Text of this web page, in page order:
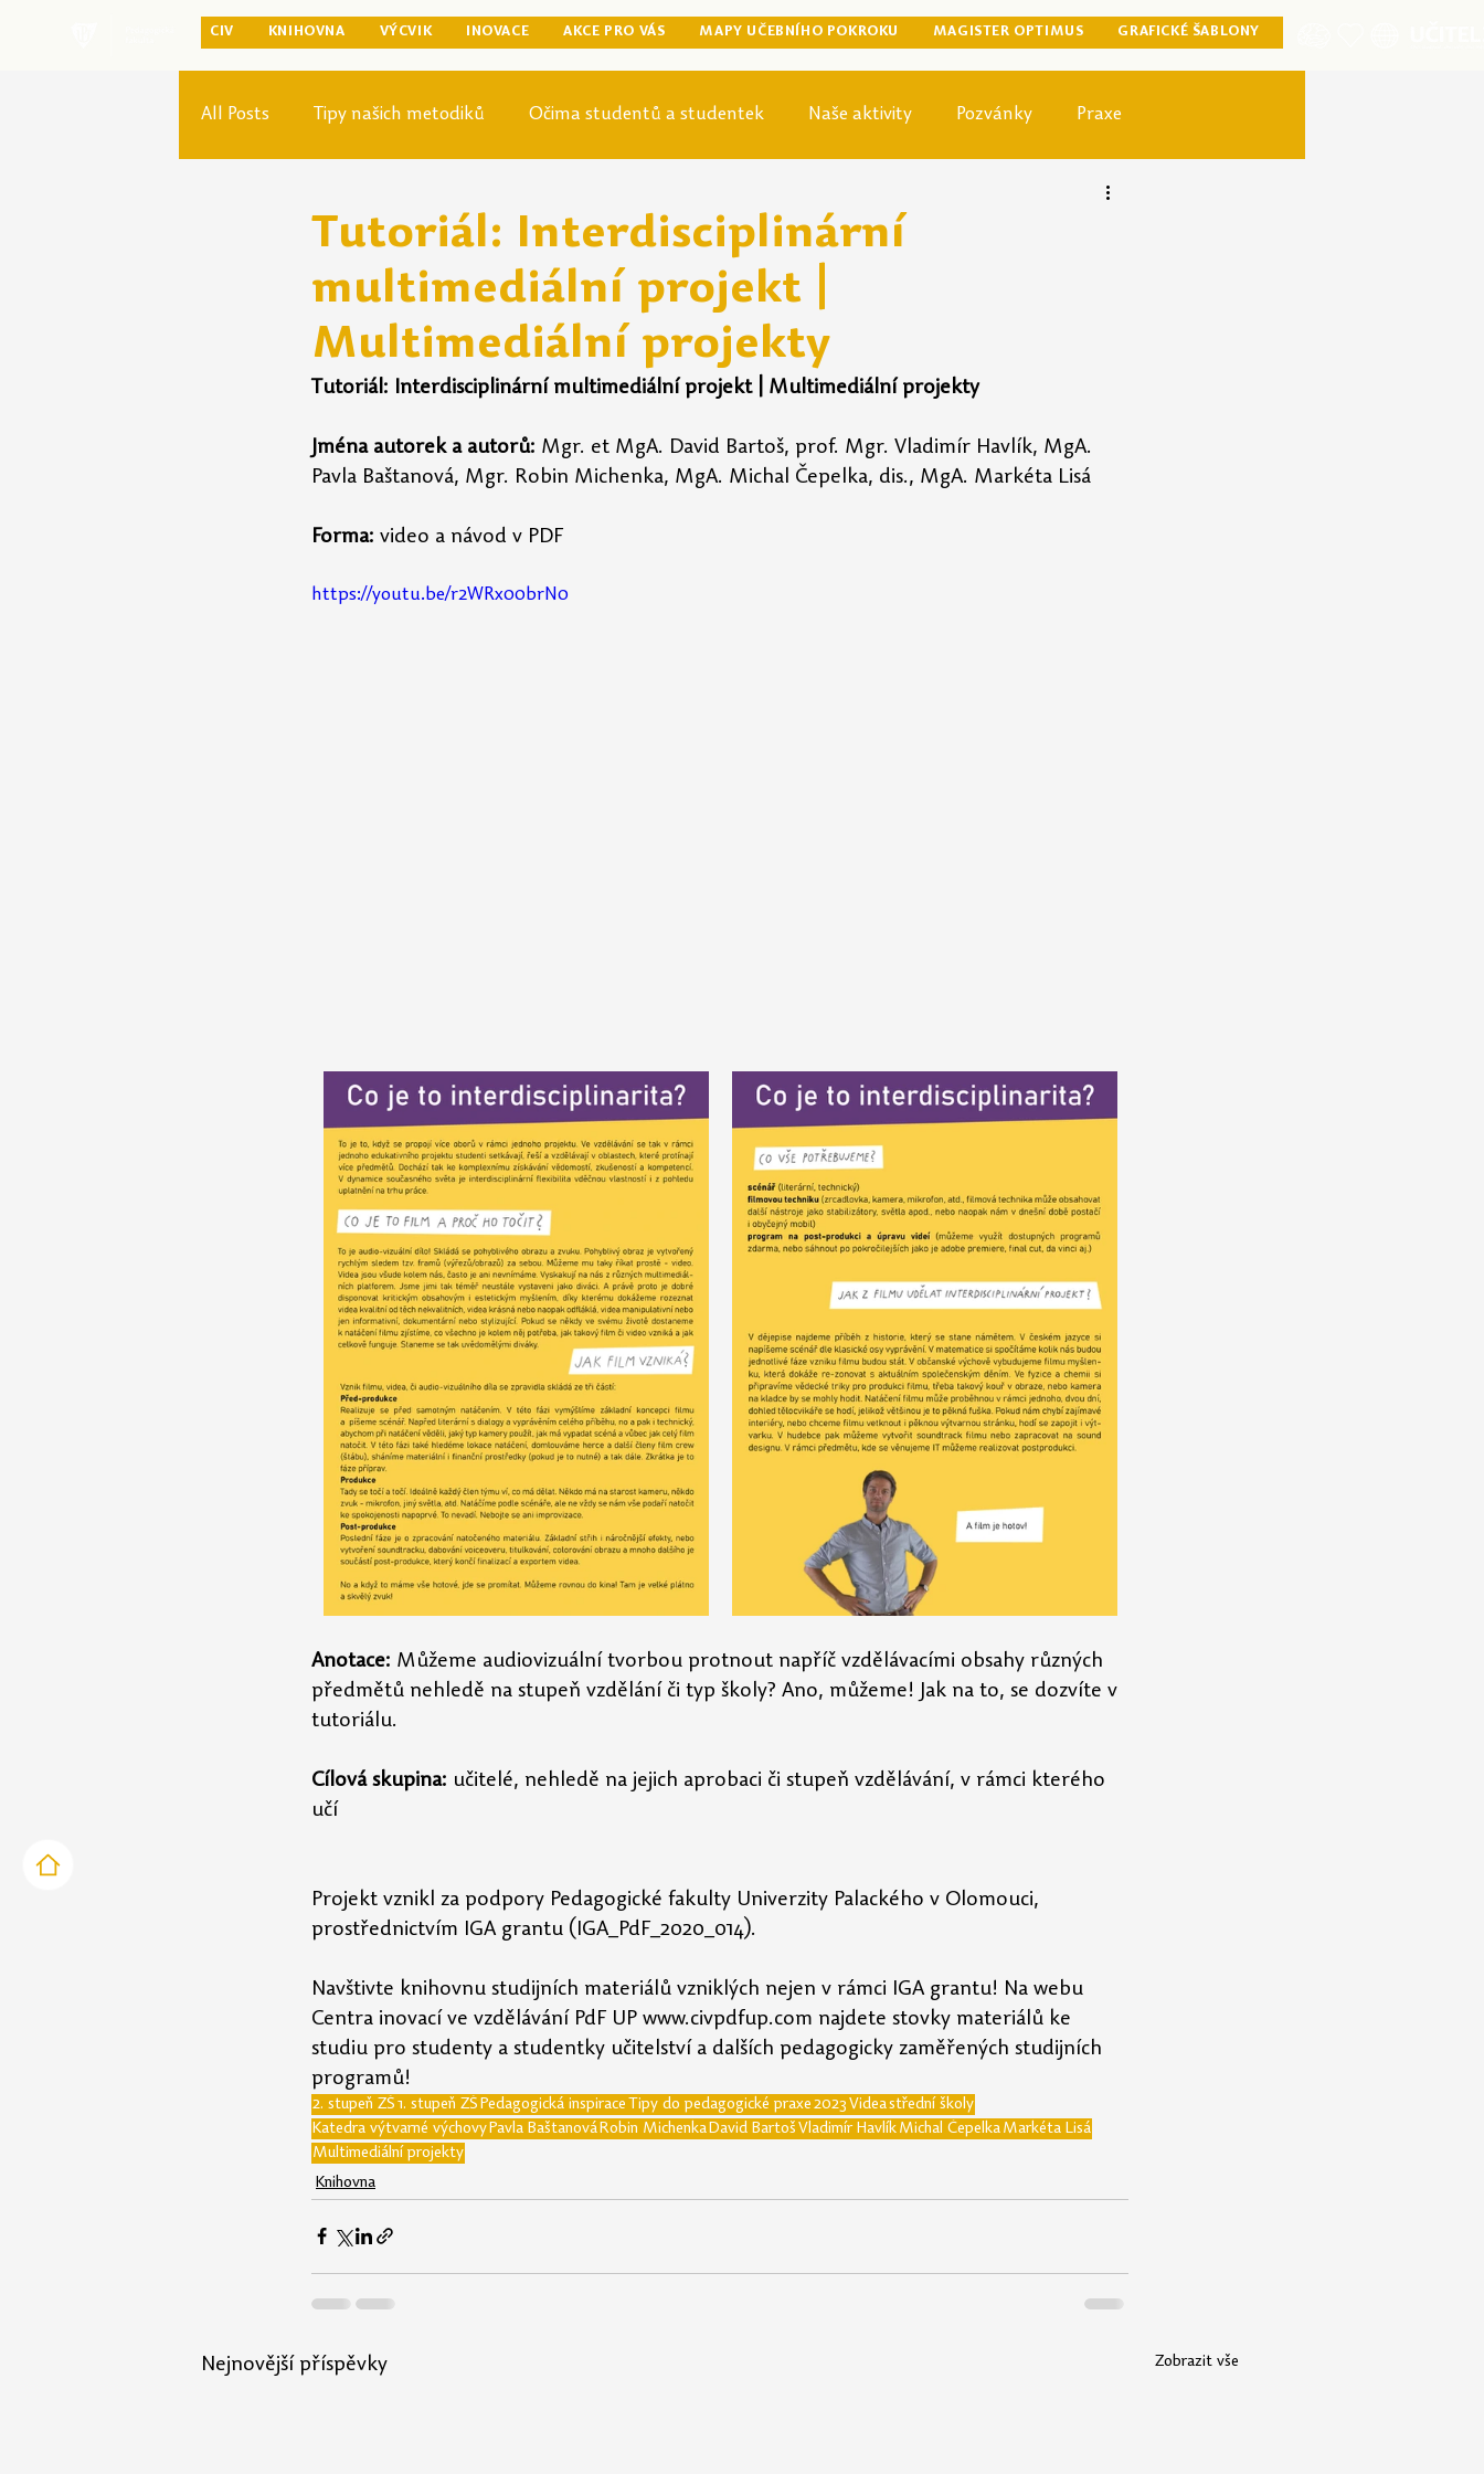
CIV KNIHOVNA VÝCVIK INOVACE AKCE PRO VÁS MAPY UČEBNÍHO POKROKU MAGISTER OPTIMUS GRAFICKÉ ŠABLONY
All Posts Tipy našich metodiků Očima studentů a studentek Naše aktivity Pozvánky Praxe
Tutoriál: Interdisciplinární
multimediální projekt |
Multimediální projekty
Tutoriál: Interdisciplinární multimediální projekt | Multimediální projekty
Jména autorek a autorů: Mgr. et MgA. David Bartoš, prof. Mgr. Vladimír Havlík, MgA.
Pavla Baštanová, Mgr. Robin Michenka, MgA. Michal Čepelka, dis., MgA. Markéta Lisá
Forma: video a návod v PDF
https://youtu.be/r2WRx00brN0
Anotace: Můžeme audiovizuální tvorbou protnout napříč vzdělávacími obsahy různých
předmětů nehledě na stupeň vzdělání či typ školy? Ano, můžeme! Jak na to, se dozvíte v
tutoriálu.
Cílová skupina: učitelé, nehledě na jejich aprobaci či stupeň vzdělávání, v rámci kterého
učí
Projekt vznikl za podpory Pedagogické fakulty Univerzity Palackého v Olomouci,
prostřednictvím IGA grantu (IGA_PdF_2020_014).
Navštivte knihovnu studijních materiálů vzniklých nejen v rámci IGA grantu! Na webu
Centra inovací ve vzdělávání PdF UP www.civpdfup.com najdete stovky materiálů ke
studiu pro studenty a studentky učitelství a dalších pedagogicky zaměřených studijních
programů!
2. stupeň ZŠ 1. stupeň ZŠ Pedagogická inspirace Tipy do pedagogické praxe 2023 Videastřední školy
Katedra výtvarné výchovy Pavla Baštanová Robin Michenka David Bartoš Vladimír Havlík Michal Čepelka Markéta Lisá
Multimediální projekty
Knihovna
Nejnovější příspěvky Zobrazit vše